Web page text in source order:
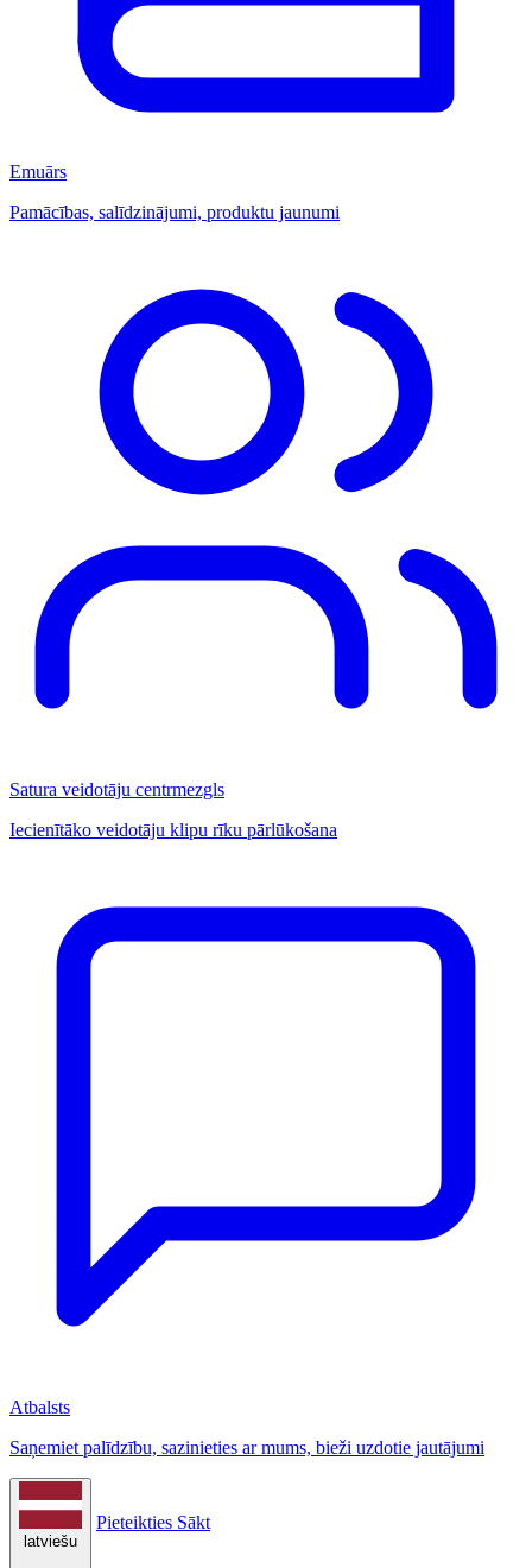
Emuārs
Pamācības, salīdzinājumi, produktu jaunumi
Satura veidotāju centrmezgls
Iecienītāko veidotāju klipu rīku pārlūkošana
Atbalsts
Saņemiet palīdzību, sazinieties ar mums, bieži uzdotie jautājumi
latviešu
Pieteikties Sākt